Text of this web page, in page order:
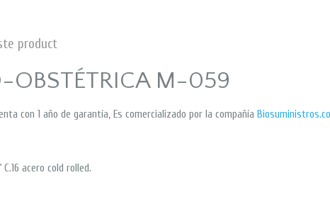
product
OBSTÉTRICA M-059
con 1 año de garantía, Es comercializado por la compañía
acero cold rolled.